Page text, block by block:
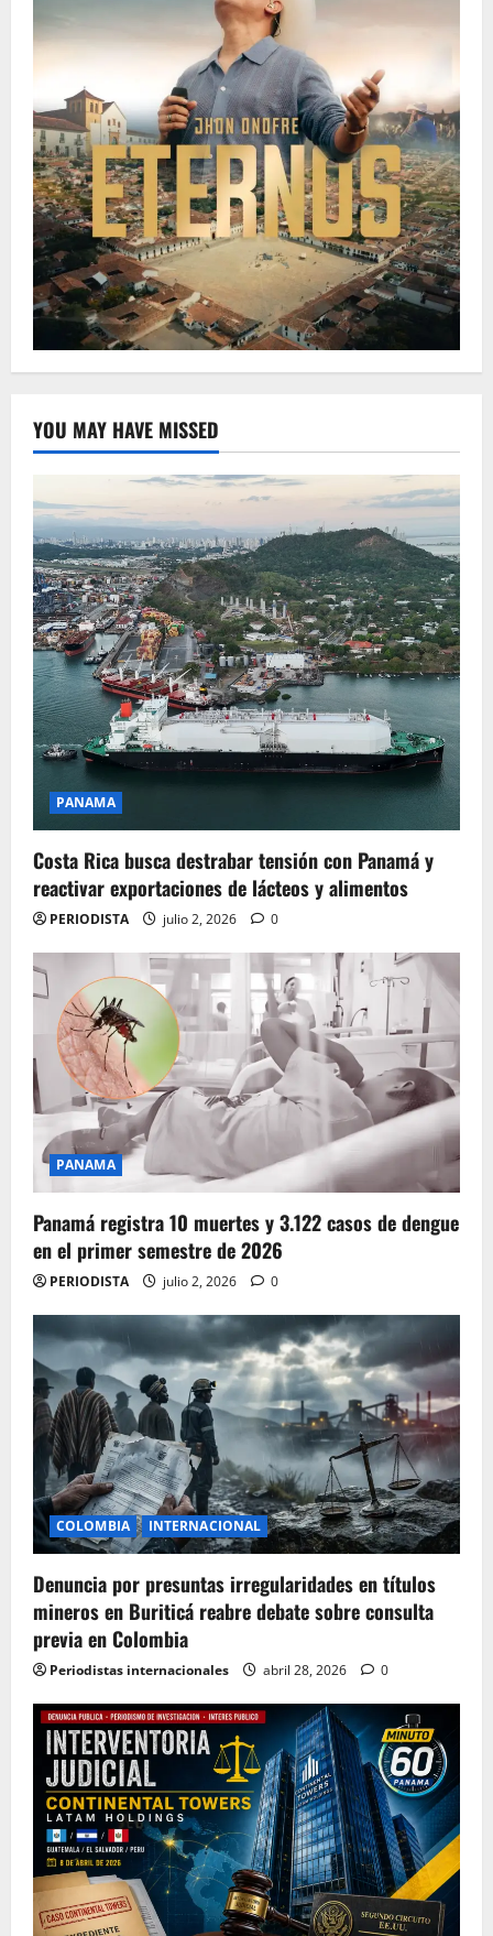
YOU MAY HAVE MISSED
PANAMA
Costa Rica busca destrabar tensión con Panamá y
reactivar exportaciones de lácteos y alimentos
PERIODISTA julio 2, 2026 0
PANAMA
Panamá registra 10 muertes y 3.122 casos de dengue
en el primer semestre de 2026
PERIODISTA julio 2, 2026 0
COLOMBIA INTERNACIONAL
Denuncia por presuntas irregularidades en títulos
mineros en Buriticá reabre debate sobre consulta
previa en Colombia
Periodistas internacionales abril 28, 2026 0